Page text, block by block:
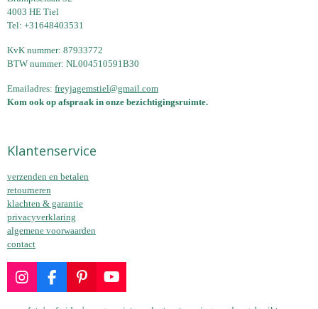
4003 HE Tiel
Tel: +31648403531
KvK nummer: 87933772
BTW nummer: NL004510591B30
Emailadres: freyjagemstiel@gmail.com
Kom ook op afspraak in onze bezichtigingsruimte.
Klantenservice
verzenden en betalen
retourneren
klachten & garantie
privacyverklaring
algemene voorwaarden
contact
I
F
P
Y